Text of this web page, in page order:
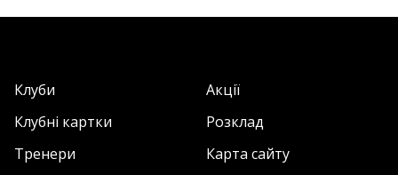
Клуби
Акції
Клубні картки
Розклад
Тренери
Карта сайту